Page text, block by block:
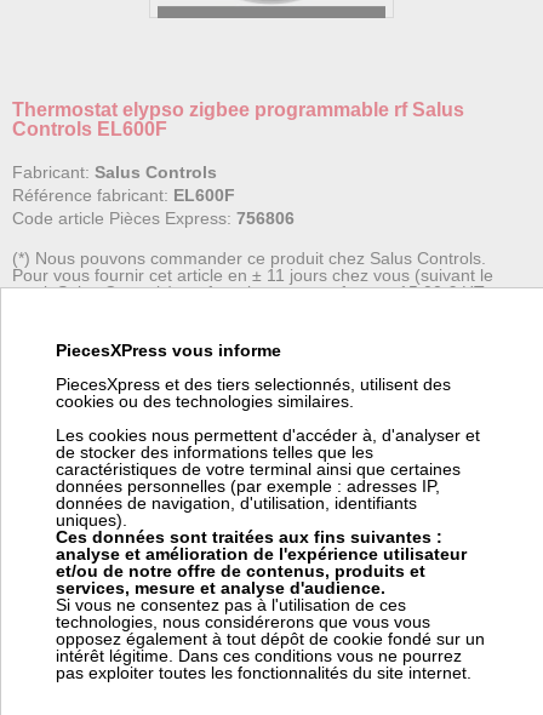
Thermostat elypso zigbee programmable rf Salus
Controls EL600F
Fabricant: Salus Controls
Référence fabricant: EL600F
Code article Pièces Express: 756806
(*) Nous pouvons commander ce produit chez Salus Controls.
Pour vous fournir cet article en ± 11 jours chez vous (suivant le
stock Salus Controls), ce fournisseur nous facture 15,00 € HT
Type de montage : Mur ou bureau
Type d'alimentation : 230V
Convient pour le chauffage au sol : OUI
Contrôle par internet : OUI
Sortie : Contact sec
Fréquence radio : 2,4 GHz
Mode de refroidissement : Oui
Protection des vannes : Oui
Technologie ZIGBEE : Oui
Dimensions (mm) : 86x86x27
Plage de température : 5°C...
PiecesXPress vous informe
PiecesXpress et des tiers selectionnés, utilisent des
cookies ou des technologies similaires.
Les cookies nous permettent d'accéder à, d'analyser et
de stocker des informations telles que les
caractéristiques de votre terminal ainsi que certaines
données personnelles (par exemple : adresses IP,
données de navigation, d'utilisation, identifiants
uniques).
Ces données sont traitées aux fins suivantes :
analyse et amélioration de l'expérience utilisateur
et/ou de notre offre de contenus, produits et
services, mesure et analyse d'audience.
Si vous ne consentez pas à l'utilisation de ces
technologies, nous considérerons que vous vous
opposez également à tout dépôt de cookie fondé sur un
intérêt légitime. Dans ces conditions vous ne pourrez
pas exploiter toutes les fonctionnalités du site internet.